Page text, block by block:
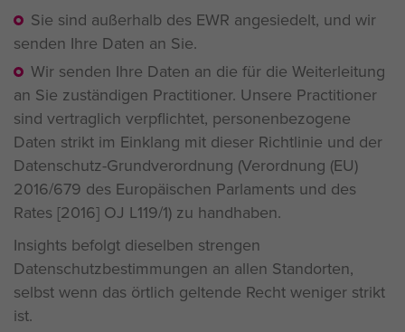
Sie sind außerhalb des EWR angesiedelt, und wir
senden Ihre Daten an Sie.
Wir senden Ihre Daten an die für die Weiterleitung
an Sie zuständigen Practitioner. Unsere Practitioner
sind vertraglich verpflichtet, personenbezogene
Daten strikt im Einklang mit dieser Richtlinie und der
Datenschutz-Grundverordnung (Verordnung (EU)
2016/679 des Europäischen Parlaments und des
Rates [2016] OJ L119/1) zu handhaben.
Insights befolgt dieselben strengen
Datenschutzbestimmungen an allen Standorten,
selbst wenn das örtlich geltende Recht weniger strikt
ist.